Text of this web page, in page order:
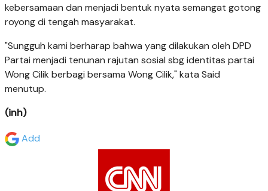
kebersamaan dan menjadi bentuk nyata semangat gotong
royong di tengah masyarakat.
"Sungguh kami berharap bahwa yang dilakukan oleh DPD
Partai menjadi tenunan rajutan sosial sbg identitas partai
Wong Cilik berbagi bersama Wong Cilik," kata Said
menutup.
(inh)
Add